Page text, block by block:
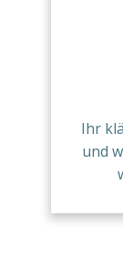
Ihr
und